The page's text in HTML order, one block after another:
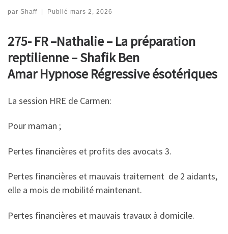
par Shaff Publié mars 2, 2026
275- FR –Nathalie – La préparation
reptilienne – Shafik Ben
Amar Hypnose Régressive ésotériques
La session HRE de Carmen:
Pour maman ;
Pertes financières et profits des avocats 3.
Pertes financières et mauvais traitement de 2 aidants,
elle a mois de mobilité maintenant.
Pertes financières et mauvais travaux à domicile.